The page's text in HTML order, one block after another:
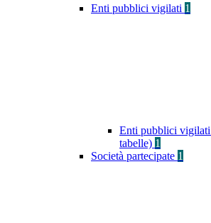
Enti pubblici vigilati 1
Enti pubblici
tabelle) 1
Società partecipate 1